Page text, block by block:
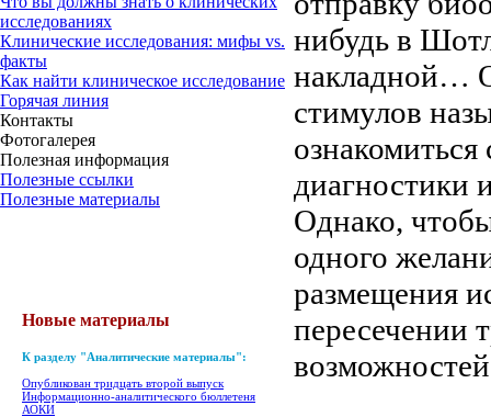
исследованиях
Клинические исследования: мифы vs.
факты
Как найти клиническое исследование
Горячая линия
Контакты
Фотогалерея
Полезная информация
Полезные ссылки
Полезные материалы
Новые материалы
К разделу "Аналитические материалы":
Опубликован тридцать второй выпуск
Информационно-аналитического бюллетеня
АОКИ
нибудь в
накладной…
стимулов
диагностики
Однако,
одного
размещения
пересечении